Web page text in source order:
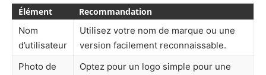
Élément
Recommandation
Nom
d’utilisateur
Utilisez votre nom de marque ou une
version facilement reconnaissable.
Photo de
Optez pour un logo simple pour une